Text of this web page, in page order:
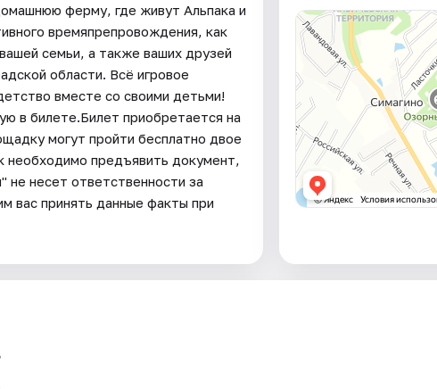
ферму, где живут Альпака и
времяпрепровождения, как
семьи, а также ваших друзей
области. Всё игровое
вместе со своими детьми!
в билете.Билет приобретается на
могут пройти бесплатно двое
предъявить документ,
несет ответственности за
вас принять данные факты при